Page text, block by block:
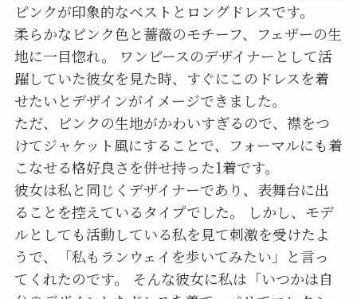
ピンクが印象的なベストとロングドレスです。
柔らかなピンク色と薔薇のモチーフ、フェザーの生
地に一目惚れ。 ワンピースのデザイナーとして活
躍していた彼女を見た時、すぐにこのドレスを着
せたいとデザインがイメージできました。
ただ、ピンクの生地がかわいすぎるので、襟をつ
けてジャケット風にすることで、フォーマルにも着
こなせる格好良さを併せ持った1着です。
彼女は私と同じくデザイナーであり、表舞台に出
ることを控えているタイプでした。 しかし、モデ
ルとしても活動している私を見て刺激を受けたよ
うで、「私もランウェイを歩いてみたい」と言っ
てくれたのです。 そんな彼女に私は「いつかは自